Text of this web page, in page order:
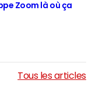
Zoom là où ça
Tous les articles